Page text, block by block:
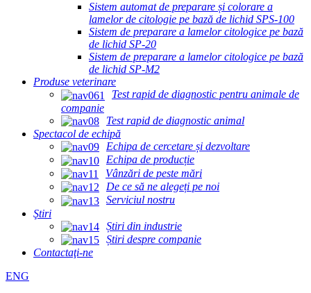
Sistem automat de preparare și colorare a
lamelor de citologie pe bază de lichid SPS-100
Sistem de preparare a lamelor citologice pe bază
de lichid SP-20
Sistem de preparare a lamelor citologice pe bază
de lichid SP-M2
Produse veterinare
Test rapid de diagnostic pentru animale de
companie
Test rapid de diagnostic animal
Spectacol de echipă
Echipa de cercetare și dezvoltare
Echipa de producție
Vânzări de peste mări
De ce să ne alegeți pe noi
Serviciul nostru
Ştiri
Știri din industrie
Știri despre companie
Contactaţi-ne
ENG